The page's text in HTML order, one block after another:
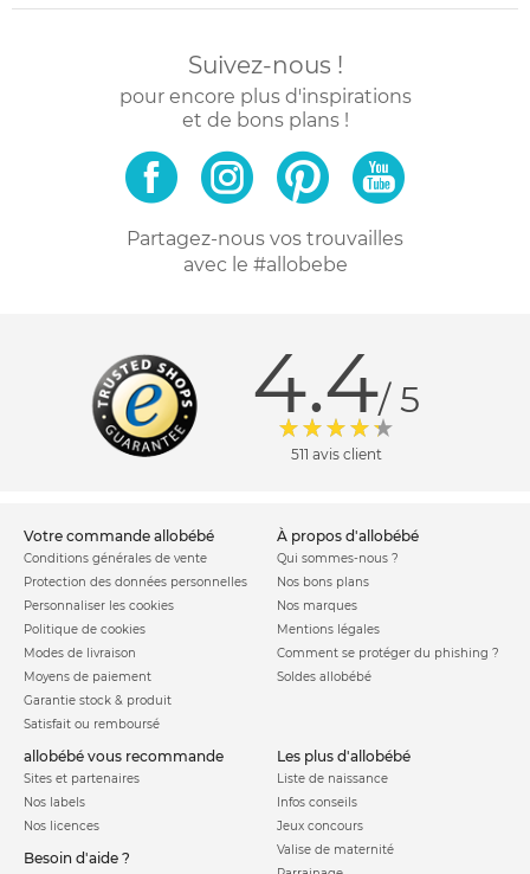
Suivez-nous !
pour encore plus d'inspirations
et de bons plans !
Partagez-nous vos trouvailles
avec le #allobebe
4.4/ 5
511 avis client
votre commande allobébé
Conditions générales de vente
Protection des données personnelles
Personnaliser les cookies
Politique de cookies
Modes de livraison
Moyens de paiement
Garantie stock & produit
Satisfait ou remboursé
à propos d'allobébé
Qui sommes-nous ?
Nos bons plans
Nos marques
Mentions légales
Comment se protéger du phishing ?
Soldes allobébé
allobébé vous recommande
Sites et partenaires
Nos labels
Nos licences
Besoin d'aide ?
les plus d'allobébé
Liste de naissance
Infos conseils
Jeux concours
Valise de maternité